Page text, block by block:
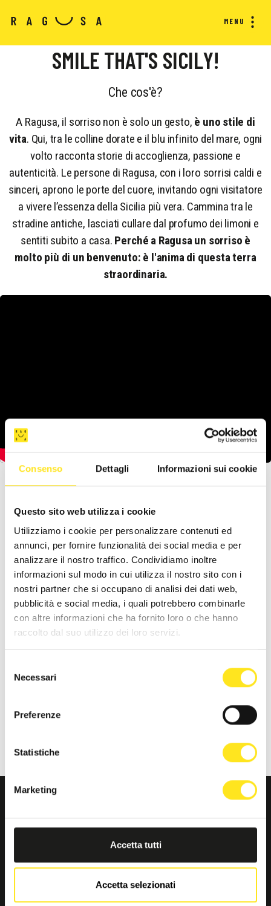
Consenso Dettagli Informazioni sui cookie
Questo sito web utilizza i cookie
Utilizziamo i cookie per personalizzare contenuti ed
annunci, per fornire funzionalità dei social media e per
analizzare il nostro traffico. Condividiamo inoltre
informazioni sul modo in cui utilizza il nostro sito con i
nostri partner che si occupano di analisi dei dati web,
pubblicità e social media, i quali potrebbero combinarle
con altre informazioni che ha fornito loro o che hanno
raccolto dal suo utilizzo dei loro servizi.
delNecessari
Preferenze
Statistiche
Marketing
Accetta tutti
Accetta selezionati
MENU
SMILE THAT'S SICILY!
Che cos'è?
A Ragusa, il sorriso non è solo un gesto, è uno stile di
vita. Qui, tra le colline dorate e il blu infinito del mare, ogni
volto racconta storie di accoglienza, passione e
autenticità. Le persone di Ragusa, con i loro sorrisi caldi e
sinceri, aprono le porte del cuore, invitando ogni visitatore
a vivere l’essenza della Sicilia più vera. Cammina tra le
stradine antiche, lasciati cullare dal profumo dei limoni e
sentiti subito a casa. Perché a Ragusa un sorriso è
molto più di un benvenuto: è l'anima di questa terra
straordinaria.
RIMANI CON NOI
Iscriviti alla nostra newsletter e ricevi per primo
tutte le novità di Ragusa:
Eventi, proposte vacanza e i migliori consigli per
scoprire la Sicilia più genuina.
Un solo click per avvicinarsi a noi!